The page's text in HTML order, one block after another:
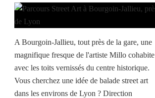
A Bourgoin-Jallieu, tout près de la gare, une
magnifique fresque de l'artiste Millo cohabite
avec les toits vernissés du centre historique.
Vous cherchez une idée de balade street art
dans les environs de Lyon ? Direction